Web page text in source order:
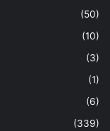
(50)
(10)
(3)
(1)
(6)
(339)